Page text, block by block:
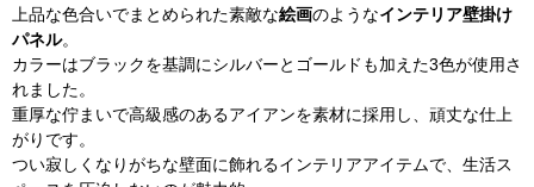
上品な色合いでまとめられた素敵な絵画のようなインテリア壁掛け
パネル。
カラーはブラックを基調にシルバーとゴールドも加えた3色が使用さ
れました。
重厚な佇まいで高級感のあるアイアンを素材に採用し、頑丈な仕上
がりです。
つい寂しくなりがちな壁面に飾れるインテリアアイテムで、生活ス